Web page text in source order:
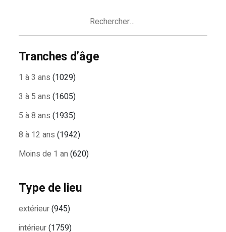
Tranches d’âge
1 à 3 ans (1029)
3 à 5 ans (1605)
5 à 8 ans (1935)
8 à 12 ans (1942)
Moins de 1 an (620)
Type de lieu
extérieur(945)
intérieur(1759)